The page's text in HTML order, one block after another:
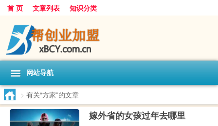
首 页 文章列表 知识分类
网站导航
> 有关“方家”的文章
嫁外省的女孩过年去哪里